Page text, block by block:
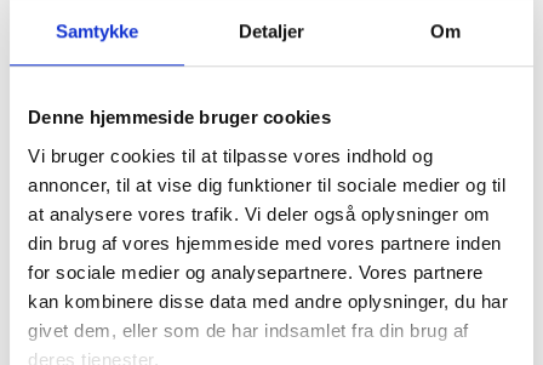
Samtykke Detaljer Om
Denne hjemmeside bruger cookies
Vi bruger cookies til at tilpasse vores indhold og
annoncer, til at vise dig funktioner til sociale medier og til
at analysere vores trafik. Vi deler også oplysninger om
din brug af vores hjemmeside med vores partnere inden
for sociale medier og analysepartnere. Vores partnere
kan kombinere disse data med andre oplysninger, du har
givet dem, eller som de har indsamlet fra din brug af
deres tjenester.
afdeling, vil der formentlig være krævet moms af
tilbagesøges nu.
Fra hvornår kan afgiften kræves tilbage?
Der kan kræves afgift tilbage fra og med 3. kvartal (juli
kvartal) 1996.
Fra og med 2. kvartal 2008 (det kvartal, hvori Højesterets